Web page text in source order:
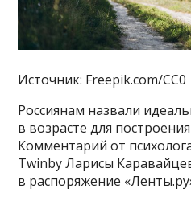
Источник: Freepik.com/CC0
Россиянам назвали
в возрасте для
Комментарий от
Twinby Ларисы
в распоряжение